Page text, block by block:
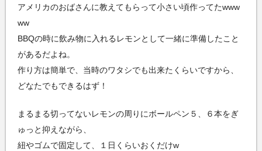
アメリカのおばさんに教えてもらって小さい頃作ってたwww
ww
BBQの時に飲み物に入れるレモンとして一緒に準備したこと
があるだよね。
作り方は簡単で、当時のワタシでも出来たくらいですから、
どなたでもできるはず！
まるまる切ってないレモンの周りにボールペン５、６本をぎ
ゅっと抑えながら、
紐やゴムで固定して、１日くらいおくだけw